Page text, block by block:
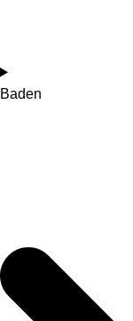
Baden